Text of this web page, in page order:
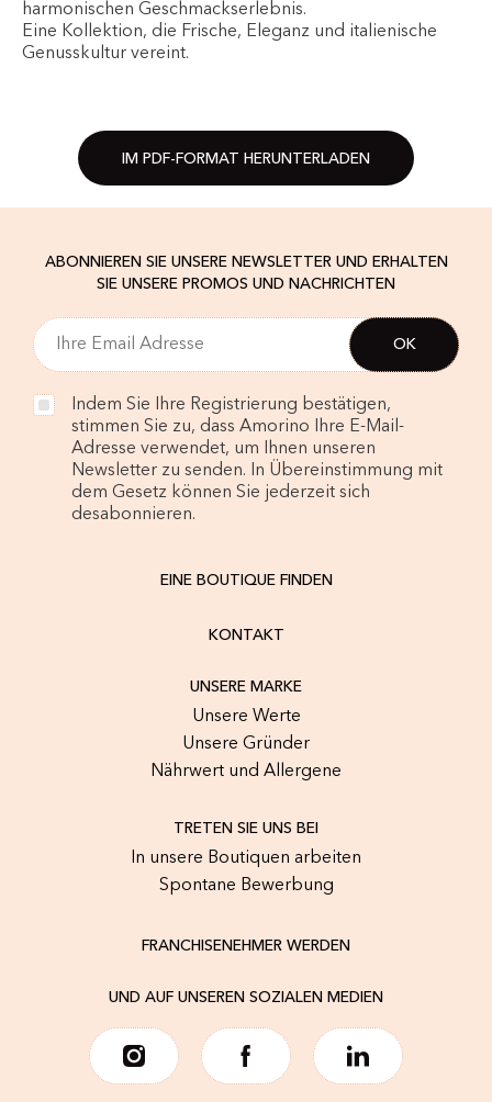
harmonischen Geschmackserlebnis.
Eine Kollektion, die Frische, Eleganz und italienische
Genusskultur vereint.
IM PDF-FORMAT HERUNTERLADEN
ABONNIEREN SIE UNSERE NEWSLETTER UND ERHALTEN
SIE UNSERE PROMOS UND NACHRICHTEN
Indem Sie Ihre Registrierung bestätigen,
stimmen Sie zu, dass Amorino Ihre E-Mail-
Adresse verwendet, um Ihnen unseren
Newsletter zu senden. In Übereinstimmung mit
dem Gesetz können Sie jederzeit sich
desabonnieren.
EINE BOUTIQUE FINDEN
KONTAKT
UNSERE MARKE
Unsere Werte
Unsere Gründer
Nährwert und Allergene
TRETEN SIE UNS BEI
In unsere Boutiquen arbeiten
Spontane Bewerbung
FRANCHISENEHMER WERDEN
UND AUF UNSEREN SOZIALEN MEDIEN